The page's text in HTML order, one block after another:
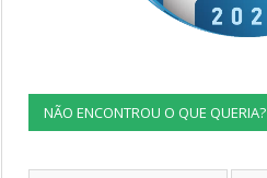
NÃO ENCONTROU O QUE QUERIA?